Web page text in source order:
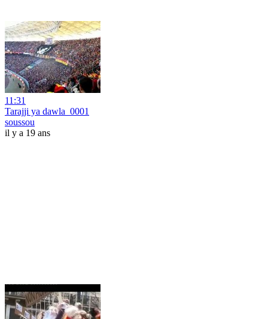
11:31
Tarajji ya dawla_0001
soussou
il y a 19 ans